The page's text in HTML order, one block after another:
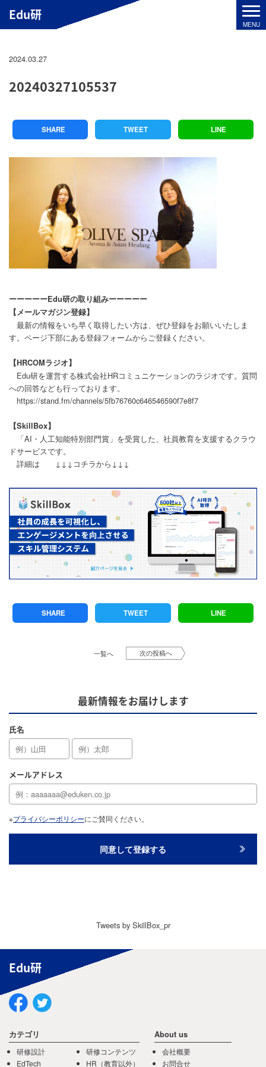
Edu研
2024.03.27
20240327105537
SHARE TWEET LINE
ーーーーーEdu研の取り組みーーーーー
【メールマガジン登録】
最新の情報をいち早く取得したい方は、ぜひ登録をお願いいたしま
す。ページ下部にある登録フォームからご登録ください。
【HRCOMラジオ】
Edu研を運営する株式会社HRコミュニケーションのラジオです。質問
への回答なども行っております。
https://stand.fm/channels/5fb76760c646546590f7e8f7
【SkillBox】
「AI・人工知能特別部門賞」を受賞した、社員教育を支援するクラウ
ドサービスです。
詳細は ↓↓↓コチラから↓↓↓
SHARE TWEET LINE
一覧へ 次の投稿へ
最新情報をお届けします
氏名
メールアドレス
※プライバシーポリシーにご賛同ください。
Tweets by SkillBox_pr
Edu研
カテゴリ
研修設計
EdTech
研修コンテンツ
HR（教育以外）
About us
会社概要
お問合せ